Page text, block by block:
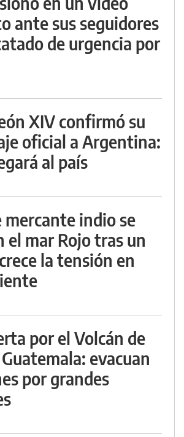
ante sus seguidores
de urgencia por
XIV confirmó su
oficial a Argentina:
al país
mercante indio se
el mar Rojo tras un
la tensión en
por el Volcán de
evacuan
por grandes